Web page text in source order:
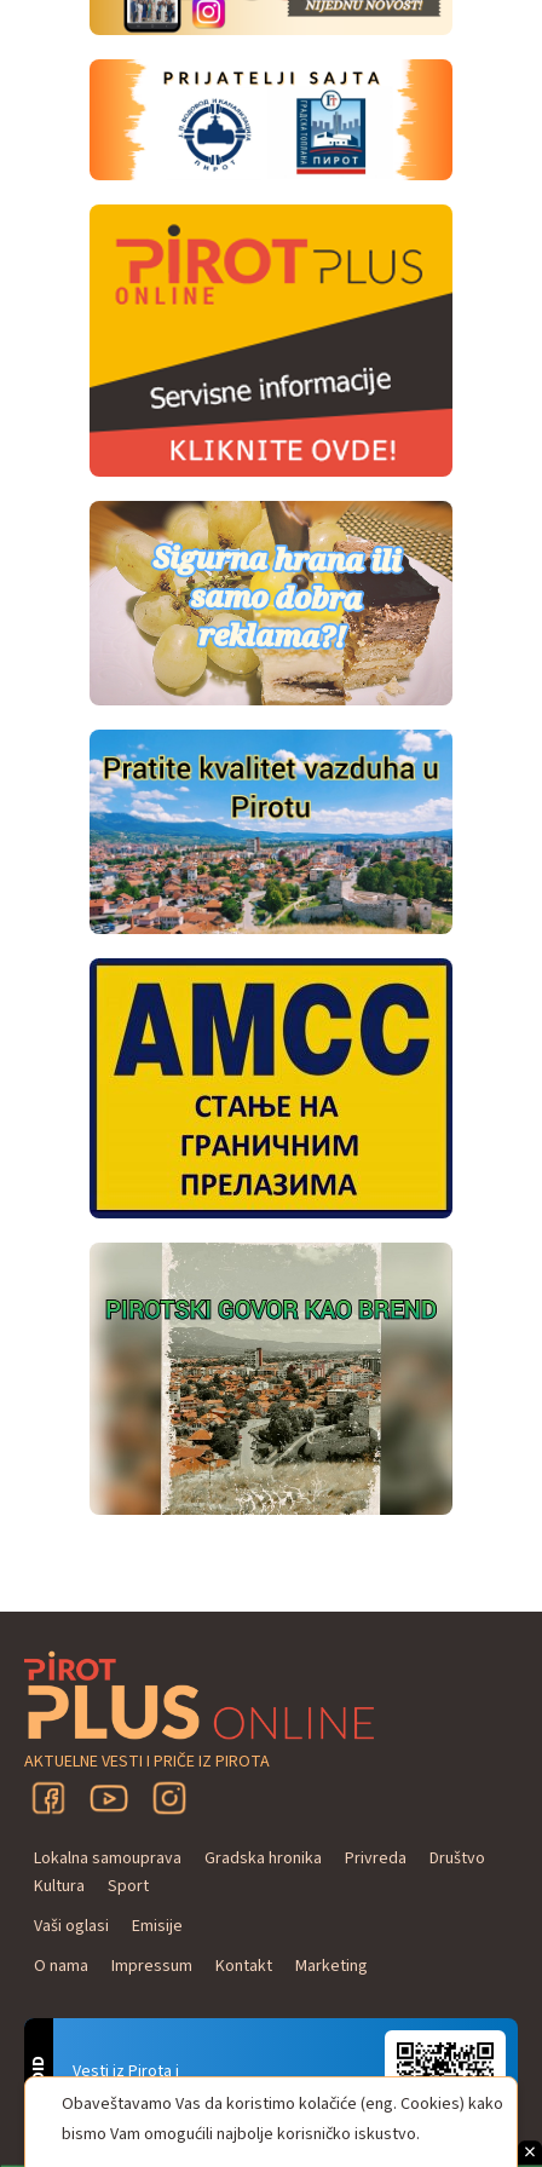
×
AKTUELNE VESTI I PRIČE IZ PIROTA
Lokalna samouprava Gradska hronika Privreda
Društvo
Kultura
Sport
Vaši oglasi
Emisije
O nama
Impressum Kontakt Marketing
Vesti iz Pirota i
Naxi Plus Radio
Uvek u Vašem džepu!
ANDROID Obaveštavamo Vas da koristimo kolačiće (eng. Cookies) kako
bismo Vam omogućili najbolje korisničko iskustvo.